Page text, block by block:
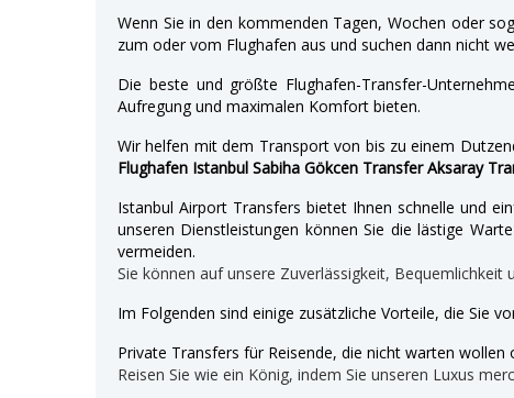
Wenn Sie in den kommenden Tagen, Wochen oder
zum oder vom Flughafen aus und suchen dann nicht
Die beste und größte Flughafen-Transfer-
Aufregung und maximalen Komfort bieten.
Wir helfen mit dem Transport von bis zu einem
Flughafen Istanbul Sabiha Gökcen Transfer Aksaray
Istanbul Airport Transfers bietet Ihnen schnelle und
unseren Dienstleistungen können Sie die lästige
vermeiden.
Sie können auf unsere Zuverlässigkeit,
Im Folgenden sind einige zusätzliche Vorteile, die Sie
Private Transfers für Reisende, die nicht warten wollen
Reisen Sie wie ein König, indem Sie unseren Luxus